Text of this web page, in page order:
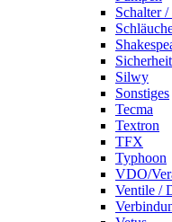
Schalter
Silwy
Sonstiges
Tecma
Textron
TFX
Typhoon
VDO/
Ventile /